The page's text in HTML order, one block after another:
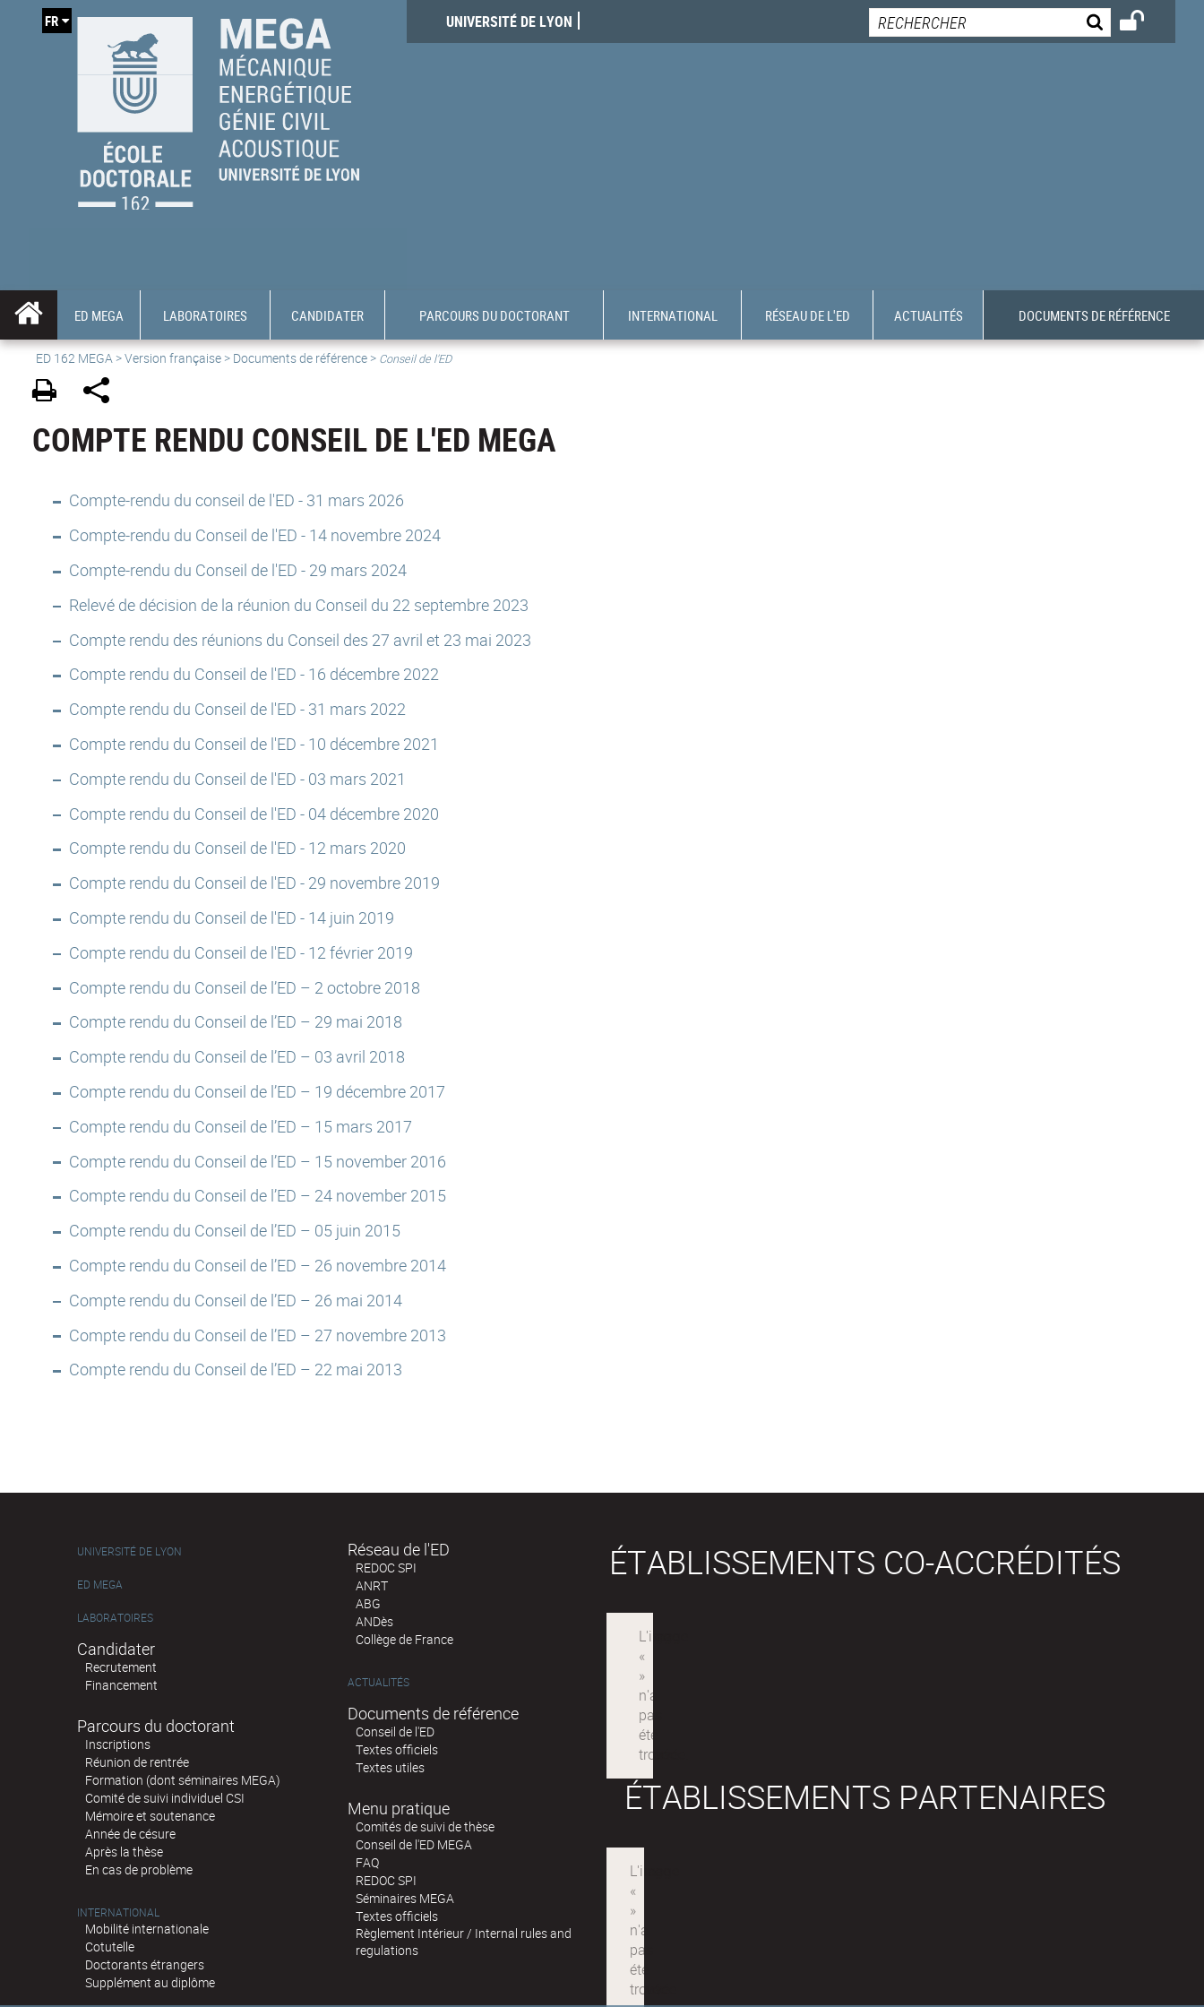
UNIVERSITÉ DE LYON
FR
ED MEGA LABORATOIRES CANDIDATER PARCOURS DU DOCTORANT INTERNATIONAL RÉSEAU DE L'ED ACTUALITÉS DOCUMENTS DE RÉFÉRENCE
ED 162 MEGA >Version française > Documents de référence > Conseil de l'ED
COMPTE RENDU CONSEIL DE L'ED MEGA
Compte-rendu du conseil de l'ED - 31 mars 2026
Compte-rendu du Conseil de l'ED - 14 novembre 2024
Compte-rendu du Conseil de l'ED - 29 mars 2024
Relevé de décision de la réunion du Conseil du 22 septembre 2023
Compte rendu des réunions du Conseil des 27 avril et 23 mai 2023
Compte rendu du Conseil de l'ED - 16 décembre 2022
Compte rendu du Conseil de l'ED - 31 mars 2022
Compte rendu du Conseil de l'ED - 10 décembre 2021
Compte rendu du Conseil de l'ED - 03 mars 2021
Compte rendu du Conseil de l'ED - 04 décembre 2020
Compte rendu du Conseil de l'ED - 12 mars 2020
Compte rendu du Conseil de l'ED - 29 novembre 2019
Compte rendu du Conseil de l'ED - 14 juin 2019
Compte rendu du Conseil de l'ED - 12 février 2019
Compte rendu du Conseil de l’ED – 2 octobre 2018
Compte rendu du Conseil de l’ED – 29 mai 2018
Compte rendu du Conseil de l’ED – 03 avril 2018
Compte rendu du Conseil de l’ED – 19 décembre 2017
Compte rendu du Conseil de l’ED – 15 mars 2017
Compte rendu du Conseil de l’ED – 15 november 2016
Compte rendu du Conseil de l’ED – 24 november 2015
Compte rendu du Conseil de l’ED – 05 juin 2015
Compte rendu du Conseil de l’ED – 26 novembre 2014
Compte rendu du Conseil de l’ED – 26 mai 2014
Compte rendu du Conseil de l’ED – 27 novembre 2013
Compte rendu du Conseil de l’ED – 22 mai 2013
UNIVERSITÉ DE LYON
ED MEGA
LABORATOIRES
Candidater
Recrutement
Financement
Parcours du doctorant
Inscriptions
Réunion de rentrée
Formation (dont séminaires MEGA)
Comité de suivi individuel CSI
Mémoire et soutenance
Année de césure
Après la thèse
En cas de problème
INTERNATIONAL
Mobilité internationale
Cotutelle
Doctorants étrangers
Supplément au diplôme
Réseau de l'ED
REDOC SPI
ANRT
ABG
ANDès
Collège de France
ACTUALITÉS
Documents de référence
Conseil de l'ED
Textes officiels
Textes utiles
Menu pratique
Comités de suivi de thèse
Conseil de l'ED MEGA
FAQ
REDOC SPI
Séminaires MEGA
Textes officiels
Règlement Intérieur / Internal rules and
regulations
ÉTABLISSEMENTS CO-ACCRÉDITÉS
ÉTABLISSEMENTS PARTENAIRES